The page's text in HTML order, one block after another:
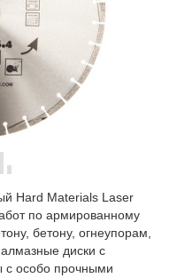
Hard Materials Laser
по армированному
бетону, огнеупорам,
диски с
особо прочными